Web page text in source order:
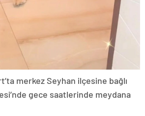
merkez Seyhan ilçesine bağlı
gece saatlerinde meydana